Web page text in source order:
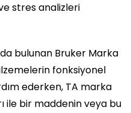
stres analizleri
bulunan Bruker Marka
fonksiyonel
ederken, TA marka
ile bir maddenin veya bu